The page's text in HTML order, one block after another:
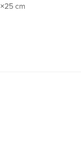
cm